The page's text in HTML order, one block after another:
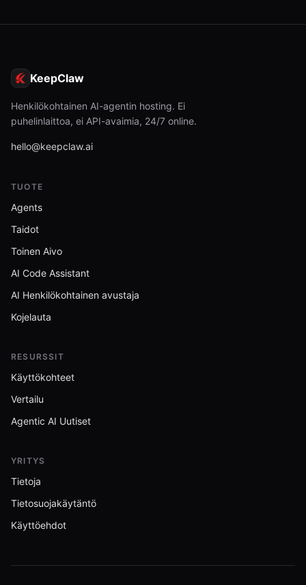
KeepClaw
Henkilökohtainen AI-agentin hosting. Ei
puhelinlaittoa, ei API-avaimia, 24/7 online.
hello@keepclaw.ai
TUOTE
Agents
Taidot
Toinen Aivo
AI Code Assistant
AI Henkilökohtainen avustaja
Kojelauta
RESURSSIT
Käyttökohteet
Vertailu
Agentic AI Uutiset
YRITYS
Tietoja
Tietosuojakäytäntö
Käyttöehdot